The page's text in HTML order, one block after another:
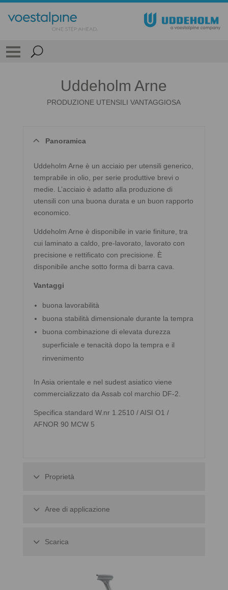
Uddeholm Arne
PRODUZIONE UTENSILI VANTAGGIOSA
Panoramica
Uddeholm Arne è un acciaio per utensili generico,
temprabile in olio, per serie produttive brevi o
medie. L’acciaio è adatto alla produzione di
utensili con una buona durata e un buon rapporto
economico.
Uddeholm Arne è disponibile in varie finiture, tra
cui laminato a caldo, pre-lavorato, lavorato con
precisione e rettificato con precisione. È
disponibile anche sotto forma di barra cava.
Vantaggi
buona lavorabilità
buona stabilità dimensionale durante la tempra
buona combinazione di elevata durezza
superficiale e tenacità dopo la tempra e il
rinvenimento
In Asia orientale e nel sudest asiatico viene
commercializzato da Assab col marchio DF-2.
Specifica standard W.nr 1.2510 / AISI O1 /
AFNOR 90 MCW 5
Proprietà
Aree di applicazione
Scarica